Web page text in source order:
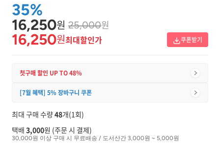
35%
16,250원 25,000원
16,250원최대할인가 쿠폰받기
첫구매 할인 UP TO 48%
[7월 혜택] 5% 장바구니 쿠폰
최대 구매 수량48개(1회)
택배 3,000원 (주문 시 결제)
30,000원 이상 구매 시 무료배송 / 도서산간 3,000원 ~ 5,000원